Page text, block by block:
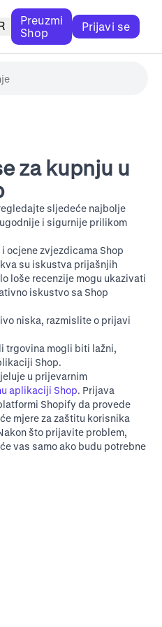
Preuzmi
Shop
Prijavi se
za kupnju u
sljedeće najbolje
i sigurnije prilikom
ocjene zvjezdicama Shop
su iskustva prijašnjih
loše recenzije mogu ukazivati
iskustvo sa Shop
niska, razmislite o prijavi
trgovina mogli biti lažni,
Shop.
u prijevarnim
aplikaciji Shop. Prijava
Shopify da provede
mjere za zaštitu korisnika
što prijavite problem,
vas samo ako budu potrebne